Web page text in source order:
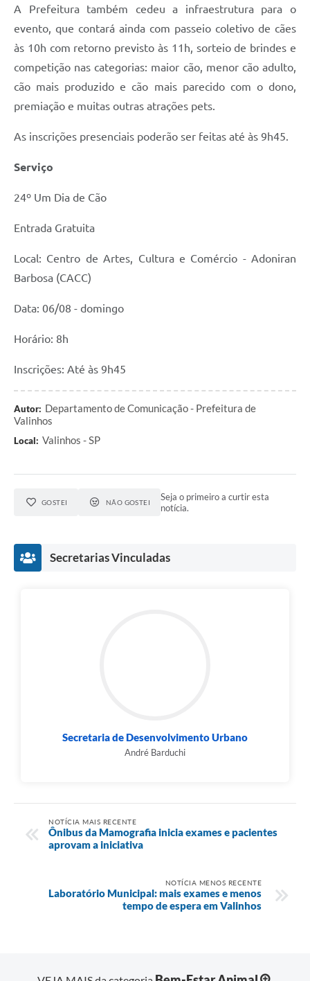
A Prefeitura também cedeu a infraestrutura para o
evento, que contará ainda com passeio coletivo de cães
às 10h com retorno previsto às 11h, sorteio de brindes e
competição nas categorias: maior cão, menor cão adulto,
cão mais produzido e cão mais parecido com o dono,
premiação e muitas outras atrações pets.
As inscrições presenciais poderão ser feitas até às 9h45.
Serviço
24º Um Dia de Cão
Entrada Gratuita
Local: Centro de Artes, Cultura e Comércio - Adoniran
Barbosa (CACC)
Data: 06/08 - domingo
Horário: 8h
Inscrições: Até às 9h45
Autor: Departamento de Comunicação - Prefeitura de
Valinhos
Local: Valinhos - SP
GOSTEI NÃO GOSTEI
Seja o primeiro a curtir esta
notícia.
Secretarias Vinculadas
Secretaria de Desenvolvimento Urbano
André Barduchi
NOTÍCIA MAIS RECENTE
Ônibus da Mamografia inicia exames e pacientes
aprovam a iniciativa
NOTÍCIA MENOS RECENTE
Laboratório Municipal: mais exames e menos
tempo de espera em Valinhos